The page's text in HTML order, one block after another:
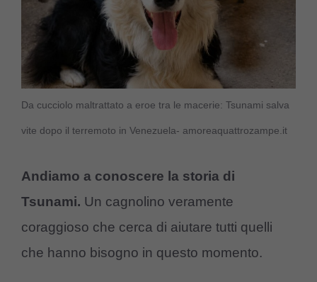
Da cucciolo maltrattato a eroe tra le macerie: Tsunami salva
vite dopo il terremoto in Venezuela- amoreaquattrozampe.it
Andiamo a conoscere la storia di
Tsunami. Un cagnolino veramente
coraggioso che cerca di aiutare tutti quelli
che hanno bisogno in questo momento.